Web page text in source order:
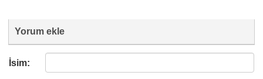
Yorum ekle
İsim: